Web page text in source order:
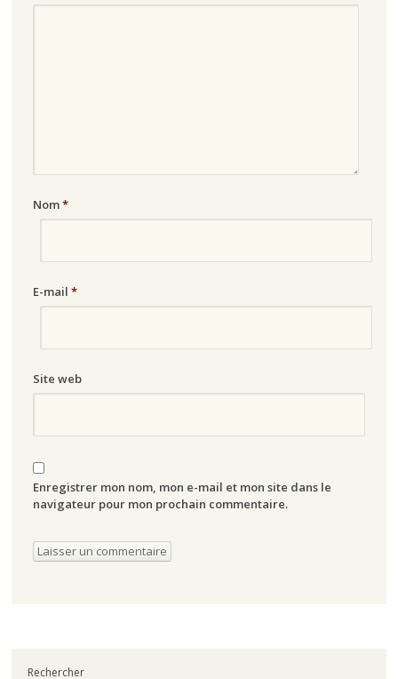
Nom*
E-mail *
Site web
Enregistrer mon nom, mon e-mail et mon site dans le
navigateur pour mon prochain commentaire.
Rechercher